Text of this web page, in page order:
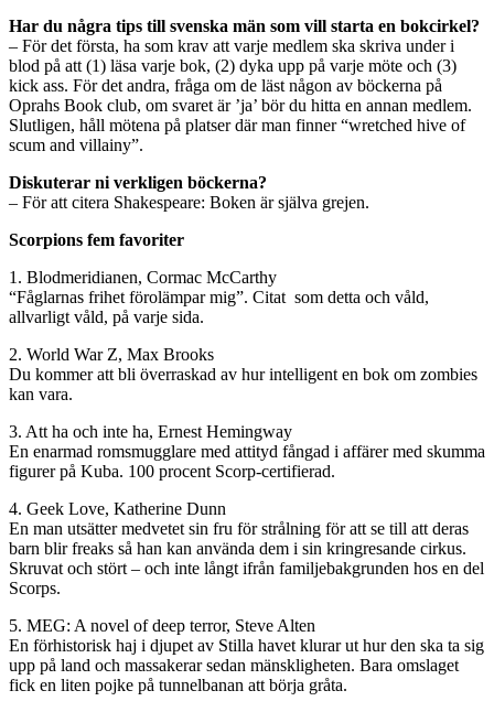
Har du några tips till svenska män som vill starta en bokcirkel?
– För det första, ha som krav att varje medlem ska skriva under i
blod på att (1) läsa varje bok, (2) dyka upp på varje möte och (3)
kick ass. För det andra, fråga om de läst någon av böckerna på
Oprahs Book club, om svaret är ’ja’ bör du hitta en annan medlem.
Slutligen, håll mötena på platser där man finner “wretched hive of
scum and villainy”.
Diskuterar ni verkligen böckerna?
– För att citera Shakespeare: Boken är själva grejen.
Scorpions fem favoriter
1. Blodmeridianen, Cormac McCarthy
“Fåglarnas frihet förolämpar mig”. Citat som detta och våld,
allvarligt våld, på varje sida.
2. World War Z, Max Brooks
Du kommer att bli överraskad av hur intelligent en bok om zombies
kan vara.
3. Att ha och inte ha, Ernest Hemingway
En enarmad romsmugglare med attityd fångad i affärer med skumma
figurer på Kuba. 100 procent Scorp-certifierad.
4. Geek Love, Katherine Dunn
En man utsätter medvetet sin fru för strålning för att se till att deras
barn blir freaks så han kan använda dem i sin kringresande cirkus.
Skruvat och stört – och inte långt ifrån familjebakgrunden hos en del
Scorps.
5. MEG: A novel of deep terror, Steve Alten
En förhistorisk haj i djupet av Stilla havet klurar ut hur den ska ta sig
upp på land och massakerar sedan mänskligheten. Bara omslaget
fick en liten pojke på tunnelbanan att börja gråta.